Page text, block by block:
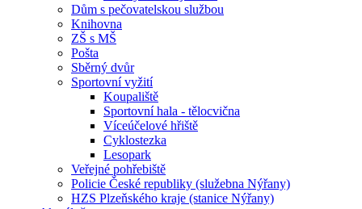
Dům s pečovatelskou službou
Knihovna
ZŠ s MŠ
Pošta
Sběrný dvůr
Sportovní vyžití
Koupaliště
Sportovní hala - tělocvična
Víceúčelové hřiště
Cyklostezka
Lesopark
Veřejné pohřebiště
Policie České republiky (služebna Nýřany)
HZS Plzeňského kraje (stanice Nýřany)